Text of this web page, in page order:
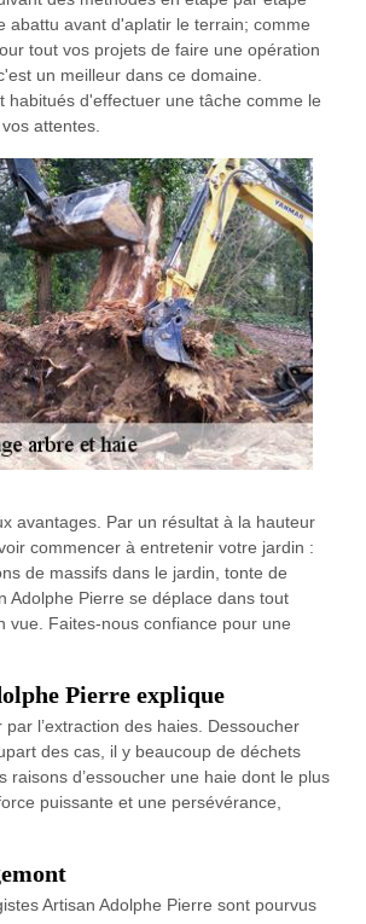
abattu avant d'aplatir le terrain; comme
tout vos projets de faire une opération
un meilleur dans ce domaine.
habitués d'effectuer une tâche comme le
attentes.
avantages. Par un résultat à la hauteur
commencer à entretenir votre jardin :
de massifs dans le jardin, tonte de
Adolphe Pierre se déplace dans tout
vue. Faites-nous confiance pour une
Pierre explique
l’extraction des haies. Dessoucher
des cas, il y beaucoup de déchets
d’essoucher une haie dont le plus
puissante et une persévérance,
Artisan Adolphe Pierre sont pourvus